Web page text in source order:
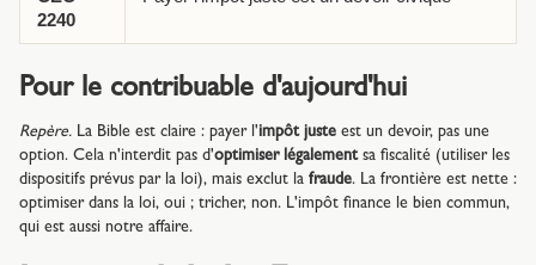
2240
Pour le contribuable d'aujourd'hui
Repère. La Bible est claire : payer l'impôt juste est un devoir, pas une
option. Cela n'interdit pas d'optimiser légalementsa fiscalité (utiliser les
dispositifs prévus par la loi), mais exclut la fraude. La frontière est nette :
optimiser dans la loi, oui ; tricher, non. L'impôt finance le bien commun,
qui est aussi notre affaire.